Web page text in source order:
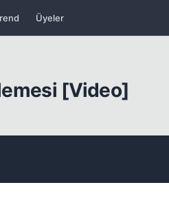
Üyeler
[Video]